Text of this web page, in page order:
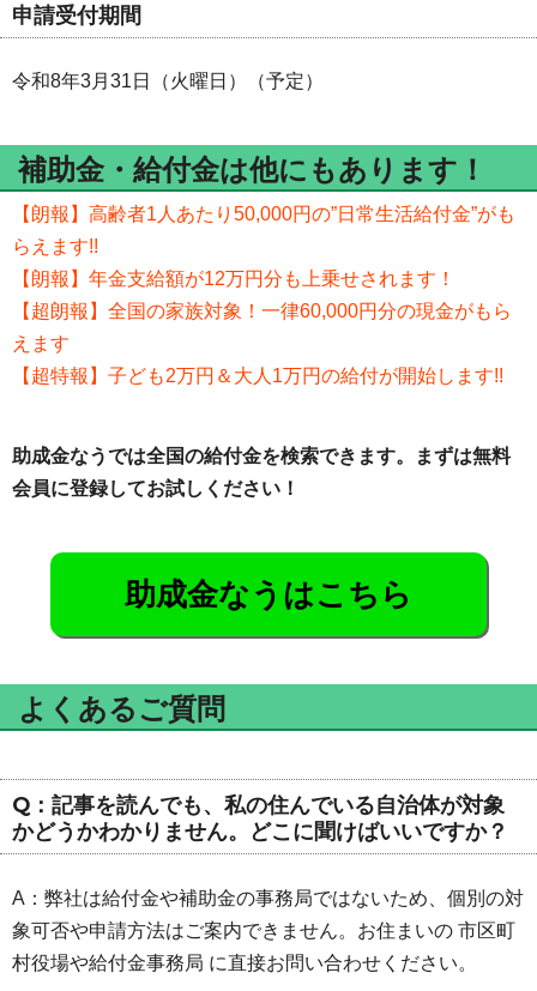
申請受付期間
令和8年3月31日（火曜日）（予定）
補助金・給付金は他にもあります！
【朗報】高齢者1人あたり50,000円の”日常生活給付金”がも
らえます!!
【朗報】年金支給額が12万円分も上乗せされます！
【超朗報】全国の家族対象！一律60,000円分の現金がもら
えます
【超特報】子ども2万円＆大人1万円の給付が開始します!!
助成金なうでは全国の給付金を検索できます。まずは無料
会員に登録してお試しください！
助成金なうはこちら
よくあるご質問
Q：記事を読んでも、私の住んでいる自治体が対象
かどうかわかりません。どこに聞けばいいですか？
A：弊社は給付金や補助金の事務局ではないため、個別の対
象可否や申請方法はご案内できません。お住まいの 市区町
村役場や給付金事務局 に直接お問い合わせください。